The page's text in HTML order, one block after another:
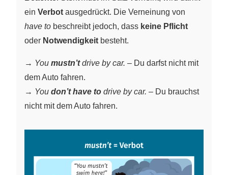
ein Verbot ausgedrückt. Die Verneinung von
have to beschreibt jedoch, dass keine Pflicht
oder Notwendigkeit besteht.
→ You mustn’tdrive by car. – Du darfst nicht mit
dem Auto fahren.
→ You don’t have to drive by car. – Du brauchst
nicht mit dem Auto fahren.